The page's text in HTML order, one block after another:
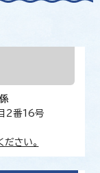
2番16号
さい。